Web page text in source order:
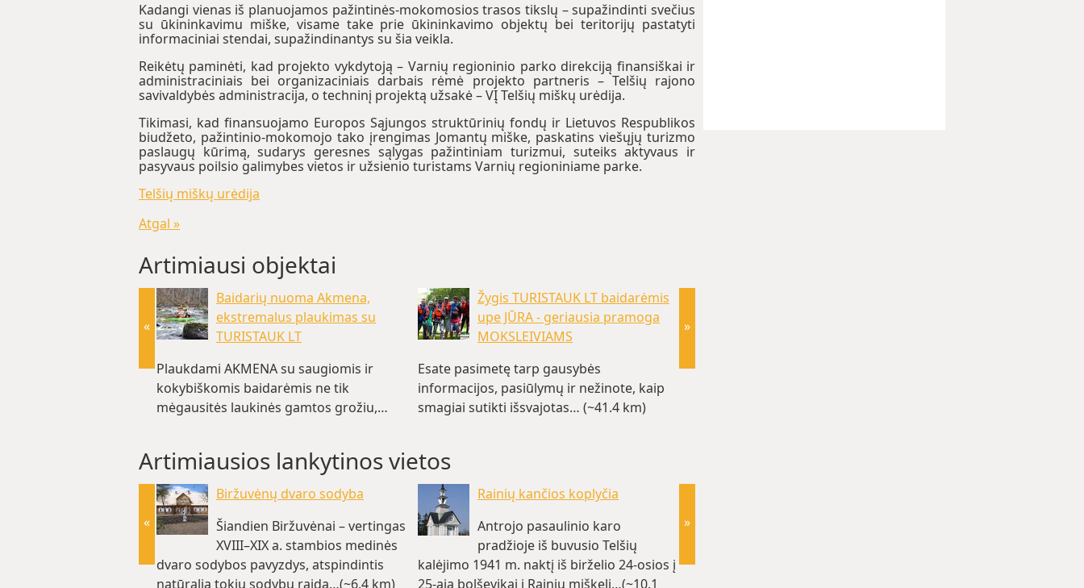
Kadangi vienas iš planuojamos pažintinės-mokomosios trasos tikslų – supažindinti svečius
su ūkininkavimu miške, visame take prie ūkininkavimo objektų bei teritorijų pastatyti
informaciniai stendai, supažindinantys su šia veikla.
Reikėtų paminėti, kad projekto vykdytoją – Varnių regioninio parko direkciją finansiškai ir
administraciniais bei organizaciniais darbais rėmė projekto partneris – Telšių rajono
savivaldybės administracija, o techninį projektą užsakė – VĮ Telšių miškų urėdija.
Tikimasi, kad finansuojamo Europos Sąjungos struktūrinių fondų ir Lietuvos Respublikos
biudžeto, pažintinio-mokomojo tako įrengimas Jomantų miške, paskatins viešųjų turizmo
paslaugų kūrimą, sudarys geresnes sąlygas pažintiniam turizmui, suteiks aktyvaus ir
pasyvaus poilsio galimybes vietos ir užsienio turistams Varnių regioniniame parke.
Telšių miškų urėdija
Atgal »
Artimiausi objektai
Baidarių nuoma Akmena,
ekstremalus plaukimas su
TURISTAUK LT
Plaukdami AKMENA su saugiomis ir
kokybiškomis baidarėmis ne tik
mėgausitės laukinės gamtos grožiu,…
Žygis TURISTAUK LT baidarėmis
upe JŪRA - geriausia pramoga
MOKSLEIVIAMS
Esate pasimetę tarp gausybės
informacijos, pasiūlymų ir nežinote, kaip
smagiai sutikti išsvajotas… (~41.4 km)
»
«
Artimiausios lankytinos vietos
Biržuvėnų dvaro sodyba
Šiandien Biržuvėnai – vertingas
XVIII–XIX a. stambios medinės
dvaro sodybos pavyzdys, atspindintis
natūralią tokių sodybų raidą…(~6.4 km)
Rainių kančios koplyčia
Antrojo pasaulinio karo
pradžioje iš buvusio Telšių
kalėjimo 1941 m. naktį iš birželio 24-osios į
25-ąją bolševikai į Rainių miškelį…(~10.1
padavimais, sena kaip ir visa Žemaičių
»
«